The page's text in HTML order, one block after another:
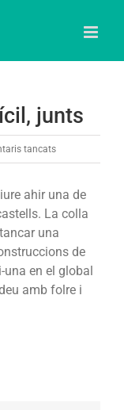
junts
tancatsa
ahir una de
La colla
una
de
en el global
amb folre i